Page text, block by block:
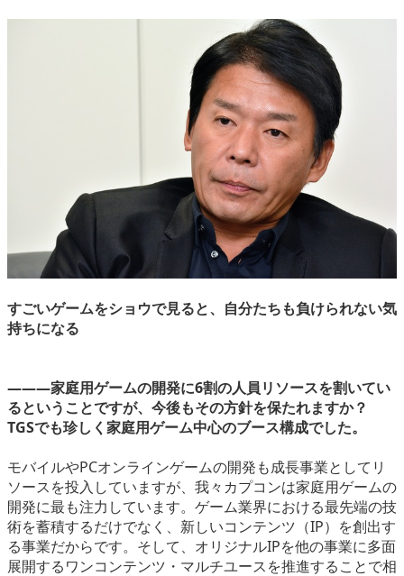
すごいゲームをショウで見ると、自分たちも負けられない気
持ちになる
―――家庭用ゲームの開発に6割の人員リソースを割いてい
るということですが、今後もその方針を保たれますか？
TGSでも珍しく家庭用ゲーム中心のブース構成でした。
モバイルやPCオンラインゲームの開発も成長事業としてリ
ソースを投入していますが、我々カプコンは家庭用ゲームの
開発に最も注力しています。ゲーム業界における最先端の技
術を蓄積するだけでなく、新しいコンテンツ（IP）を創出す
る事業だからです。そして、オリジナルIPを他の事業に多面
展開するワンコンテンツ・マルチユースを推進することで相